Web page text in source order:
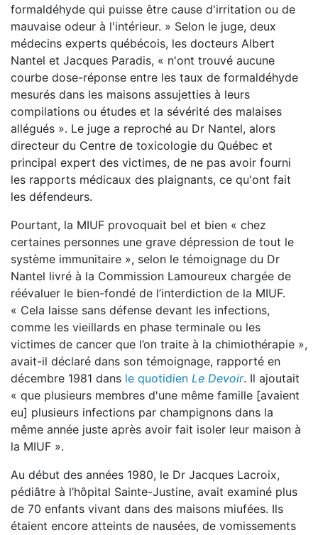
formaldéhyde qui puisse être cause d'irritation ou de
mauvaise odeur à l'intérieur. » Selon le juge, deux
médecins experts québécois, les docteurs Albert
Nantel et Jacques Paradis, « n'ont trouvé aucune
courbe dose-réponse entre les taux de formaldéhyde
mesurés dans les maisons assujetties à leurs
compilations ou études et la sévérité des malaises
allégués ». Le juge a reproché au Dr Nantel, alors
directeur du Centre de toxicologie du Québec et
principal expert des victimes, de ne pas avoir fourni
les rapports médicaux des plaignants, ce qu'ont fait
les défendeurs.
Pourtant, la MIUF provoquait bel et bien « chez
certaines personnes une grave dépression de tout le
système immunitaire », selon le témoignage du Dr
Nantel livré à la Commission Lamoureux chargée de
réévaluer le bien-fondé de l’interdiction de la MIUF.
« Cela laisse sans défense devant les infections,
comme les vieillards en phase terminale ou les
victimes de cancer que l’on traite à la chimiothérapie »,
avait-il déclaré dans son témoignage, rapporté en
décembre 1981 dans le quotidien Le Devoir. Il ajoutait
« que plusieurs membres d'une même famille [avaient
eu] plusieurs infections par champignons dans la
même année juste après avoir fait isoler leur maison à
la MIUF ».
Au début des années 1980, le Dr Jacques Lacroix,
pédiâtre à l’hôpital Sainte-Justine, avait examiné plus
de 70 enfants vivant dans des maisons miufées. Ils
étaient encore atteints de nausées, de vomissements